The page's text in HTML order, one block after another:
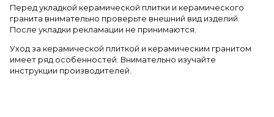
Перед укладкой керамической плитки и керамического
гранита внимательно проверьте внешний вид изделий.
После укладки рекламации не принимаются.
Уход за керамической плиткой и керамическим гранитом
имеет ряд особенностей. Внимательно изучайте
инструкции производителей.